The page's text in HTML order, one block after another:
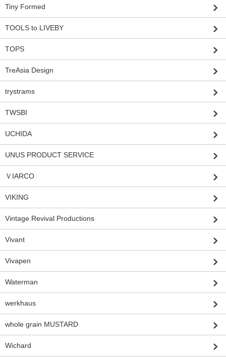
Tiny Formed
TOOLS to LIVEBY
TOPS
TreAsia Design
trystrams
TWSBI
UCHIDA
UNUS PRODUCT SERVICE
ＶIARCO
VIKING
Vintage Revival Productions
Vivant
Vivapen
Waterman
werkhaus
whole grain MUSTARD
Wichard